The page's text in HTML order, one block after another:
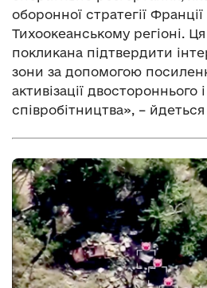
оборонної стратегії Франції
Тихоокеанському регіоні. Ця
покликана підтвердити
зони за допомогою
активізації двостороннього
співробітництва», –